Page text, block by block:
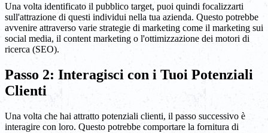
Una volta identificato il pubblico target, puoi quindi focalizzarti
sull'attrazione di questi individui nella tua azienda. Questo potrebbe
avvenire attraverso varie strategie di marketing come il marketing sui
social media, il content marketing o l'ottimizzazione dei motori di
ricerca (SEO).
Passo 2: Interagisci con i Tuoi Potenziali
Clienti
Una volta che hai attratto potenziali clienti, il passo successivo è
interagire con loro. Questo potrebbe comportare la fornitura di